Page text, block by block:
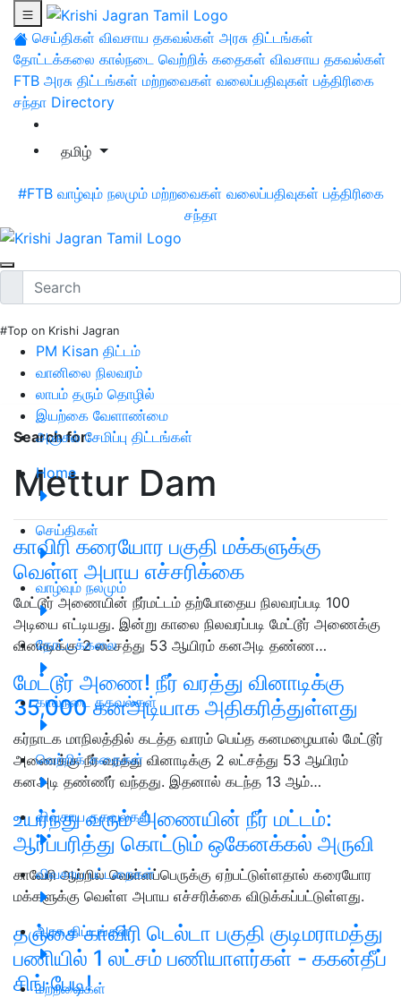
செய்திகள் விவசாய தகவல்கள் அரசு திட்டங்கள்
தோட்டக்கலை கால்நடை வெற்றிக் கதைகள் விவசாய தகவல்கள்
FTB அரசு திட்டங்கள் மற்றவைகள் வலைப்பதிவுகள் பத்திரிகை
சந்தா Directory
தமிழ்
#FTB வாழ்வும் நலமும் மற்றவைகள் வலைப்பதிவுகள் பத்திரிகை
சந்தா
#Top on Krishi Jagran
PM Kisan திட்டம்
வானிலை நிலவரம்
லாபம் தரும் தொழில்
இயற்கை வேளாண்மை
அஞ்சல் சேமிப்பு திட்டங்கள்
Home
செய்திகள்
வாழ்வும் நலமும்
தோட்டக்கலை
கால்நடை தகவல்கள்
வெற்றிக் கதைகள்
விவசாய தகவல்கள்
விவசாய பட்டறைகள்
அரசு திட்டங்கள்
மற்றவைகள்
Search for:
Mettur Dam
காவிரி கரையோர பகுதி மக்களுக்கு
வெள்ள அபாய எச்சரிக்கை
மேட்டூர் அணையின் நீர்மட்டம் தற்போதைய நிலவரப்படி 100
அடியை எட்டியது. இன்று காலை நிலவரப்படி மேட்டூர் அணைக்கு
வினாடிக்கு 2 லட்சத்து 53 ஆயிரம் கனஅடி தண்ண…
மேட்டூர் அணை! நீர் வரத்து வினாடிக்கு
35,000 கனஅடியாக அதிகரித்துள்ளது
கர்நாடக மாநிலத்தில் கடத்த வாரம் பெய்த கனமழையால் மேட்டூர்
அணைக்கு நீர் வரத்து வினாடிக்கு 2 லட்சத்து 53 ஆயிரம்
கனஅடி தண்ணீர் வந்தது. இதனால் கடந்த 13 ஆம்…
உயர்ந்து வரும் அணையின் நீர் மட்டம்:
ஆர்ப்பரித்து கொட்டும் ஒகேனக்கல் அருவி
காவேரி ஆற்றில் வெள்ளப்பெருக்கு ஏற்பட்டுள்ளதால் கரையோர
மக்களுக்கு வெள்ள அபாய எச்சரிக்கை விடுக்கப்பட்டுள்ளது.
தஞ்சை காவிரி டெல்டா பகுதி குடிமராமத்து
பணியில் 1 லட்சம் பணியாளர்கள் - ககன்தீப்
சிங் பேடி!